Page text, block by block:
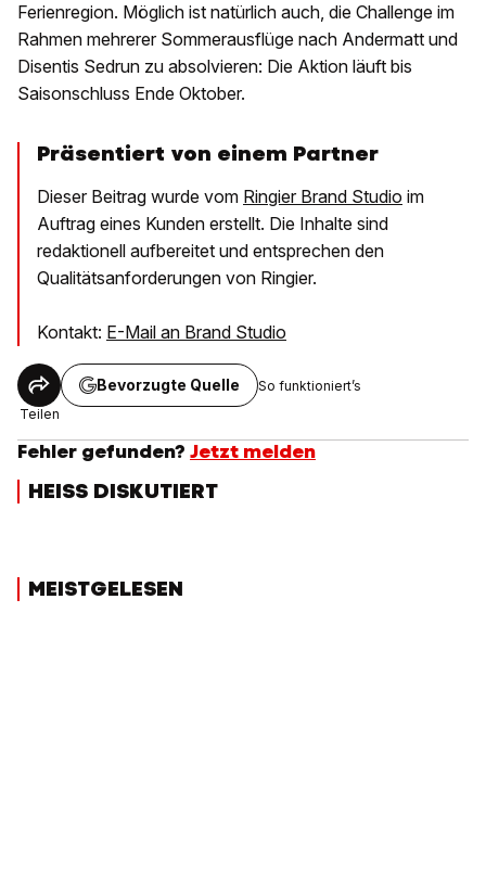
Ferienregion. Möglich ist natürlich auch, die Challenge im
Rahmen mehrerer Sommerausflüge nach Andermatt und
Disentis Sedrun zu absolvieren: Die Aktion läuft bis
Saisonschluss Ende Oktober.
Präsentiert von einem Partner
Dieser Beitrag wurde vom Ringier Brand Studio im
Auftrag eines Kunden erstellt. Die Inhalte sind
redaktionell aufbereitet und entsprechen den
Qualitätsanforderungen von Ringier.
Kontakt: E-Mail an Brand Studio
Teilen
Bevorzugte Quelle So funktioniert’s
Fehler gefunden? Jetzt melden
HEISS DISKUTIERT
MEISTGELESEN